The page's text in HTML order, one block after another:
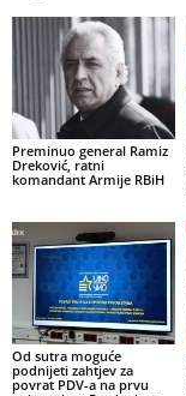
Preminuo general Ramiz
Dreković, ratni
komandant Armije RBiH
Od sutra moguće
podnijeti zahtjev za
povrat PDV-a na prvu